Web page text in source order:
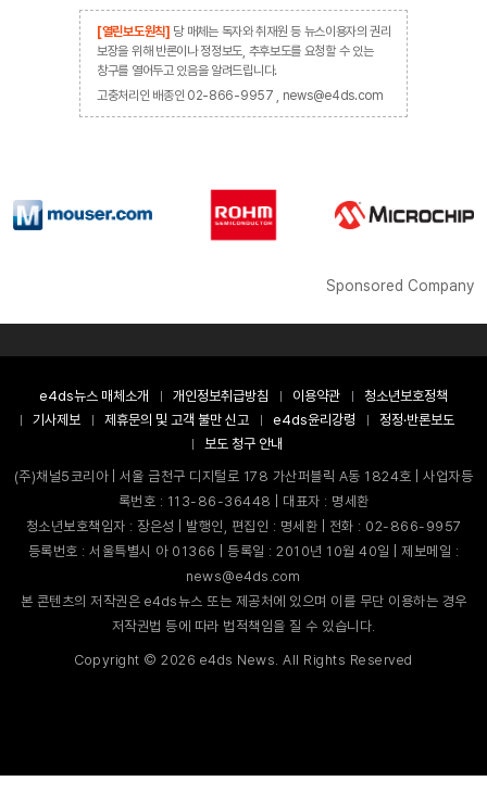
[열린보도원칙] 당 매체는 독자와 취재원 등 뉴스이용자의 권리
보장을 위해 반론이나 정정보도, 추후보도를 요청할 수 있는
창구를 열어두고 있음을 알려드립니다.
고충처리인 배종인 02-866-9957 , news@e4ds.com
Sponsored Company
e4ds뉴스 매체소개 개인정보취급방침 이용약관
청소년보호정책
기사제보
제휴문의 및 고객 불만 신고 e4ds윤리강령
정정·반론보도
보도 청구 안내
(주)채널5코리아 | 서울 금천구 디지털로 178 가산퍼블릭 A동 1824호 | 사업자등
록번호 : 113-86-36448 | 대표자 : 명세환
청소년보호책임자 : 장은성 | 발행인, 편집인 : 명세환 | 전화 : 02-866-9957
등록번호 : 서울특별시 아 01366 | 등록일 : 2010년 10월 40일 | 제보메일 :
news@e4ds.com
본 콘텐츠의 저작권은 e4ds뉴스 또는 제공처에 있으며 이를 무단 이용하는 경우
저작권법 등에 따라 법적책임을 질 수 있습니다.
Copyright ©2026 e4ds News. All Rights Reserved